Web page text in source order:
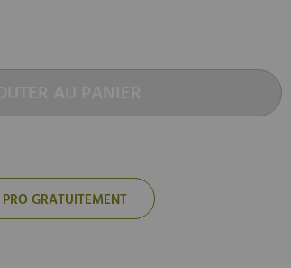
GRATUITEMENT